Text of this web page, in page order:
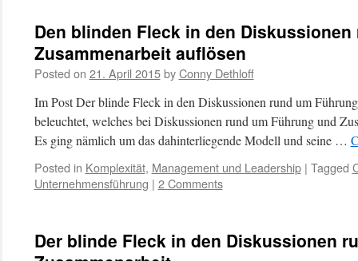
Den blinden Fleck in den
Zusammenarbeit auflösen
Posted on 21. April 2015 by Conny Dethloff
Im Post Der blinde Fleck in den Diskussionen rund um
beleuchtet, welches bei Diskussionen rund um Führung und
Es ging nämlich um das dahinterliegende Modell und seine …
Posted in Komplexität, Management und Leadership | Tagged
Unternehmensführung | 2 Comments
Der blinde Fleck in den Diskussionen